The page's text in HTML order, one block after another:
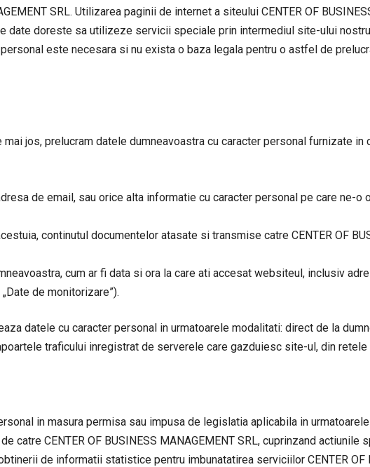
SRL. Utilizarea paginii de internet a siteului CENTER OF
date doreste sa utilizeze servicii speciale prin intermediul site-ului
este necesara si nu exista o baza legala pentru o astfel de
jos, prelucram datele dumneavoastra cu caracter personal furnizate
de email, sau orice alta informatie cu caracter personal pe care ne-
continutul documentelor atasate si transmise catre CENTER OF
cum ar fi data si ora la care ati accesat websiteul, inclusiv
de monitorizare”).
datele cu caracter personal in urmatoarele modalitati: direct de la
traficului inregistrat de serverele care gazduiesc site-ul, din
in masura permisa sau impusa de legislatia aplicabila in
catre CENTER OF BUSINESS MANAGEMENT SRL, cuprinzand
de informatii statistice pentru imbunatatirea serviciilor CENTER OF